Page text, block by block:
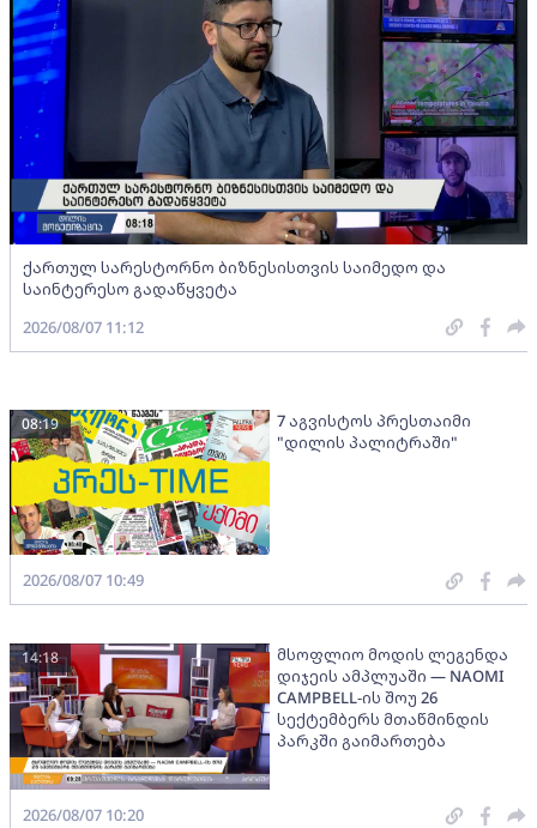
ქართულ სარესტორნო ბიზნესისთვის საიმედო და
საინტერესო გადაწყვეტა
2026/08/07 11:12
7 აგვისტოს პრესთაიმი
"დილის პალიტრაში"
08:19
2026/08/07 10:49
მსოფლიო მოდის ლეგენდა
დიჯეის ამპლუაში — NAOMI
CAMPBELL-ის შოუ 26
სექტემბერს მთაწმინდის
პარკში გაიმართება
14:18
2026/08/07 10:20